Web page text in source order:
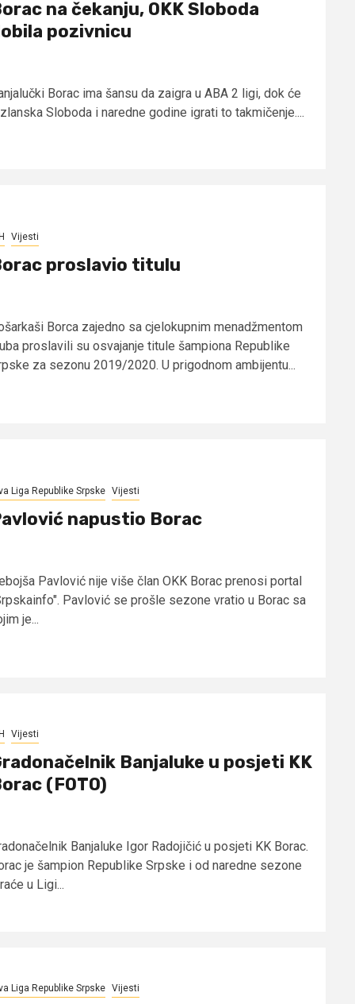
na čekanju, OKK Sloboda
pozivnicu
Borac ima šansu da zaigra u ABA 2 ligi, dok će
Sloboda i naredne godine igrati to takmičenje....
Vijesti
proslavio titulu
Borca zajedno sa cjelokupnim menadžmentom
proslavili su osvajanje titule šampiona Republike
za sezonu 2019/2020. U prigodnom ambijentu...
Liga Republike Srpske Vijesti
napustio Borac
Pavlović nije više član OKK Borac prenosi portal
Pavlović se prošle sezone vratio u Borac sa
je...
Vijesti
Banjaluke u posjeti KK
(FOTO)
Banjaluke Igor Radojičić u posjeti KK Borac.
je šampion Republike Srpske i od naredne sezone
u Ligi...
Liga Republike Srpske Vijesti